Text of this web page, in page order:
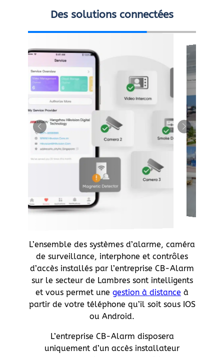
Des solutions connectées
L’ensemble des systèmes d’alarme, caméra
de surveillance, interphone et contrôles
d’accès installés par l’entreprise CB-Alarm
sur le secteur de Lambres sont intelligents
et vous permet une gestion à distance à
partir de votre téléphone qu’il soit sous IOS
ou Android.
L’entreprise CB-Alarm disposera
uniquement d’un accès installateur